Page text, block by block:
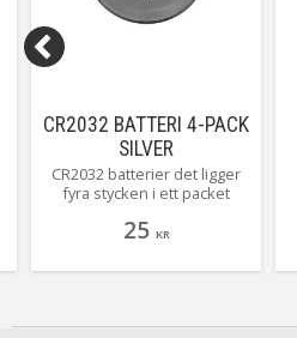
CR2032 BATTERI 4-PACK
SILVER
CR2032 batterier det ligger
fyra stycken i ett packet
25 KR